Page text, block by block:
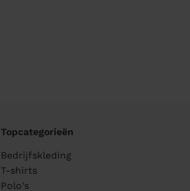
Topcategorieën
Bedrijfskleding
T-shirts
Polo's